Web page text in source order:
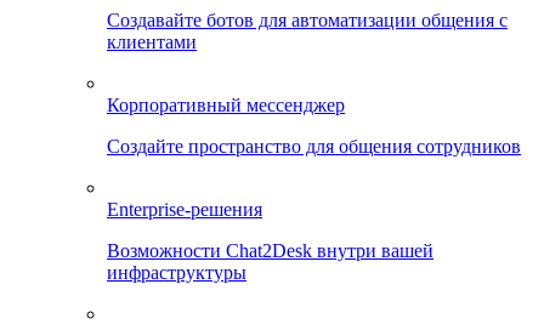
Создавайте ботов для автоматизации общения с
клиентами
Корпоративный мессенджер
Создайте пространство для общения сотрудников
Enterprise-решения
Возможности Chat2Desk внутри вашей
инфраструктуры